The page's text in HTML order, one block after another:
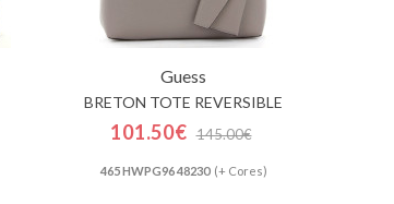
Guess
BRETON TOTE REVERSIBLE
101.50€ 145.00€
465 HWPG96 48230(+ Cores)